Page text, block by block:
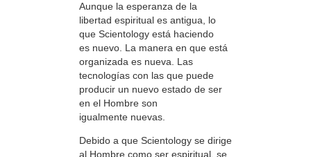
Aunque la esperanza de la
libertad espiritual es antigua, lo
que Scientology está haciendo
es nuevo. La manera en que está
organizada es nueva. Las
tecnologías con las que puede
producir un nuevo estado de ser
en el Hombre son
igualmente nuevas.
Debido a que Scientology se dirige
al Hombre como ser espiritual, se